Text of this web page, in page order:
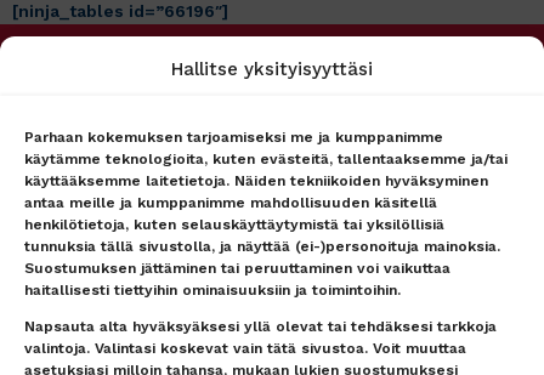
Hallitse yksityisyyttäsi
Parhaan kokemuksen tarjoamiseksi me ja kumppanimme
käytämme teknologioita, kuten evästeitä, tallentaaksemme ja/tai
käyttääksemme laitetietoja. Näiden tekniikoiden hyväksyminen
antaa meille ja kumppanimme mahdollisuuden käsitellä
henkilötietoja, kuten selauskäyttäytymistä tai yksilöllisiä
tunnuksia tällä sivustolla, ja näyttää (ei-)personoituja mainoksia.
Suostumuksen jättäminen tai peruuttaminen voi vaikuttaa
haitallisesti tiettyihin ominaisuuksiin ja toimintoihin.
Napsauta alta hyväksyäksesi yllä olevat tai tehdäksesi tarkkoja
valintoja. Valintasi koskevat vain tätä sivustoa. Voit muuttaa
asetuksiasi milloin tahansa, mukaan lukien suostumuksesi
[ninja_tables id=”66196″]
Lento + hotelli
Lennot
Hotellit
Lähetä tarjouspyyntö
lennoista/hotellista –
vastaamme nopeasti
Lentokenttäkuljetus
Matkatavarat
Lentokenttäpysäköinti
MATKAPÖRSSI
Asiakaspalvelu
Ryhmämyynti
Lähetä tarjouspyyntö
lennoista/hotellista –
vastaamme nopeasti
Uutiset
Matkaehdot
Yhteystiedot / Contact details
Tietosuojailmoitus